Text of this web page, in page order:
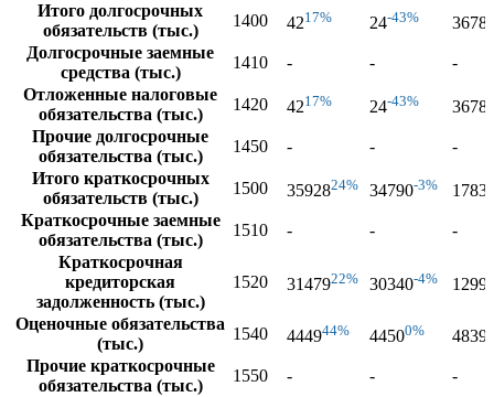
Итого долгосрочных
обязательств (тыс.)
1400 4217% 24-43% 3678
Долгосрочные заемные
средства (тыс.)
1410 - -
-
Отложенные налоговые
обязательства (тыс.)
1420 4217% 24-43% 3678
Прочие долгосрочные
обязательства (тыс.)
1450 - -
-
Итого краткосрочных
обязательств (тыс.)
1500 3592824% 34790-3%
Краткосрочные заемные
обязательства (тыс.)
1510 - -
-
Краткосрочная
кредиторская
задолженность (тыс.)
1520 3147922% 30340-4%
Оценочные обязательства
(тыс.)
1540 444944% 44500% 4839
Прочие краткосрочные
обязательства (тыс.)
1550 - - -